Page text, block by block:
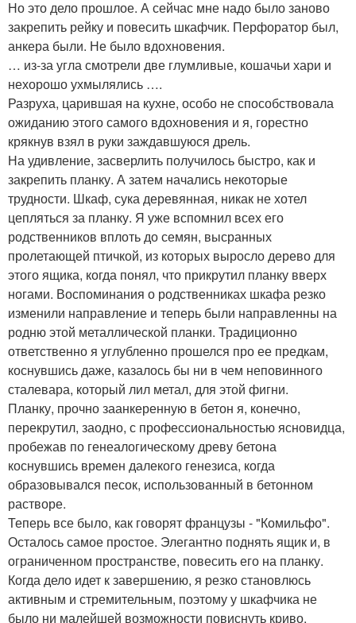
Но это дело прошлое. А сейчас мне надо было заново
закрепить рейку и повесить шкафчик. Перфоратор был,
анкера были. Не было вдохновения.
… из-за угла смотрели две глумливые, кошачьи хари и
нехорошо ухмылялись ….
Разруха, царившая на кухне, особо не способствовала
ожиданию этого самого вдохновения и я, горестно
крякнув взял в руки заждавшуюся дрель.
На удивление, засверлить получилось быстро, как и
закрепить планку. А затем начались некоторые
трудности. Шкаф, сука деревянная, никак не хотел
цепляться за планку. Я уже вспомнил всех его
родственников вплоть до семян, высранных
пролетающей птичкой, из которых выросло дерево для
этого ящика, когда понял, что прикрутил планку вверх
ногами. Воспоминания о родственниках шкафа резко
изменили направление и теперь были направленны на
родню этой металлической планки. Традиционно
ответственно я углубленно прошелся про ее предкам,
коснувшись даже, казалось бы ни в чем неповинного
сталевара, который лил метал, для этой фигни.
Планку, прочно заанкеренную в бетон я, конечно,
перекрутил, заодно, с профессиональностью ясновидца,
пробежав по генеалогическому древу бетона
коснувшись времен далекого генезиса, когда
образовывался песок, использованный в бетонном
растворе.
Теперь все было, как говорят французы - "Комильфо".
Осталось самое простое. Элегантно поднять ящик и, в
ограниченном пространстве, повесить его на планку.
Когда дело идет к завершению, я резко становлюсь
активным и стремительным, поэтому у шкафчика не
было ни малейшей возможности повиснуть криво.